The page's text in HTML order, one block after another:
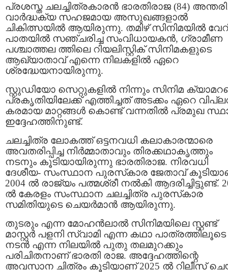
പ്രശസ്ത ചലച്ചിത്രകാരൻ ഭാരതിരാജ (84)
വാർദ്ധക്യ സഹജമായ അസുഖങ്ങളാൽ
ചികിത്സയിൽ ആയിരുന്നു. തമിഴ് സിനിമയിൽ
പാതയിൽ സഞ്ചരിച്ച സംവിധായകൻ, ഗ്രാമീണ
പശ്ചാത്തല ത്തിലെ റിയലിസ്റ്റിക് സിനിമകളുടെ
ആഖ്യാതാവ് എന്നെ നിലകളിൽ ഏറെ
ശ്രദ്ധേയനായിരുന്നു.
സ്റ്റുഡിയോ സെറ്റുകളിൽ നിന്നും സിനിമ
പ്രകൃതിയിലേക്ക് എത്തിച്ചത് അടക്കം ഏറെ
കരമായ മാറ്റങ്ങൾ കൊണ്ട് വന്നതിൽ പ്രമുഖ
ഇദ്ദേഹത്തിനുണ്ട്.
ചലച്ചിത്ര ലോകത്ത് ഒട്ടനവധി കലാകാരന്മാരെ
അവതരിപ്പിച്ച നിർമ്മാതാവും തിരക്കഥാകൃത്തും
നടനും കൂടിയായിരുന്നു ഭാരതിരാജ. നിരവധി
ദേശീയ- സംസ്ഥാന പുരസ്‌കാര ജേതാവ്
2004 ൽ രാജ്യം പത്മശ്രീ നൽകി ആദരിച്ചിട്ടുണ്ട്.
ൽ കേരളം സംസ്ഥാന ചലച്ചിത്ര പുരസ്‌കാര
സമിതിയുടെ ചെയർമാൻ ആയിരുന്നു.
തുടരും എന്ന മോഹൻലാൽ സിനിമയിലെ സ്റ്റണ്ട്
മാസ്റ്റർ പളനി സ്വാമി എന്ന കഥാ പാത്രത്തിലൂടെ
നടൻ എന്ന നിലയിൽ പുതു തലമുറക്കും
പരിചിതനാണ് ഭാരതി രാജ. അദ്ദേഹത്തിന്റെ
അവസാന ചിത്രം കൂടിയാണ് 2025 ൽ റിലീസ്